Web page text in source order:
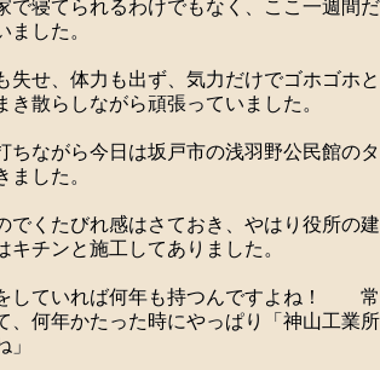
で寝てられるわけでもなく、ここ一週間だ
いました。
失せ、体力も出ず、気力だけでゴホゴホと
き散らしながら頑張っていました。
ちながら今日は坂戸市の浅羽野公民館のタ
ました。
でくたびれ感はさておき、やはり役所の建
キチンと施工してありました。
していれば何年も持つんですよね！ 常
、何年かたった時にやっぱり「神山工業所